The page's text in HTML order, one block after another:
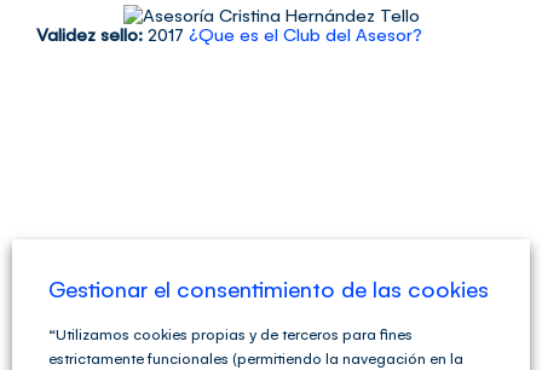
contenido
Validez sello: 2017 ¿Que es el Club del Asesor?
Gestionar el consentimiento de las cookies
“Utilizamos cookies propias y de terceros para fines
estrictamente funcionales (permitiendo la navegación en la